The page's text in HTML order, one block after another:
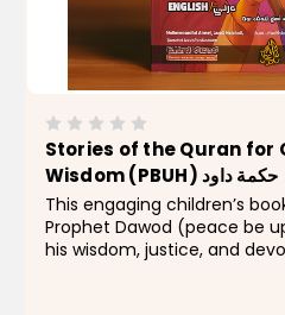
Stories of the Quran for
Wisdom (PBUH) حكمة داود
This engaging children’s
Prophet Dawod (peace be
his wisdom, justice, and